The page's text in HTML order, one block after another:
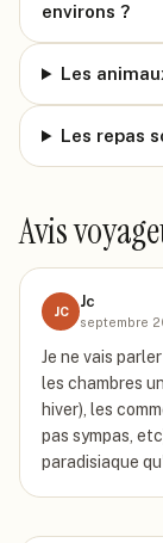
environs ?
Les
Les repas
Avis
JC
Jc
septembre
Je ne vais
les chambres
hiver), les
pas sympas,
paradisiaque